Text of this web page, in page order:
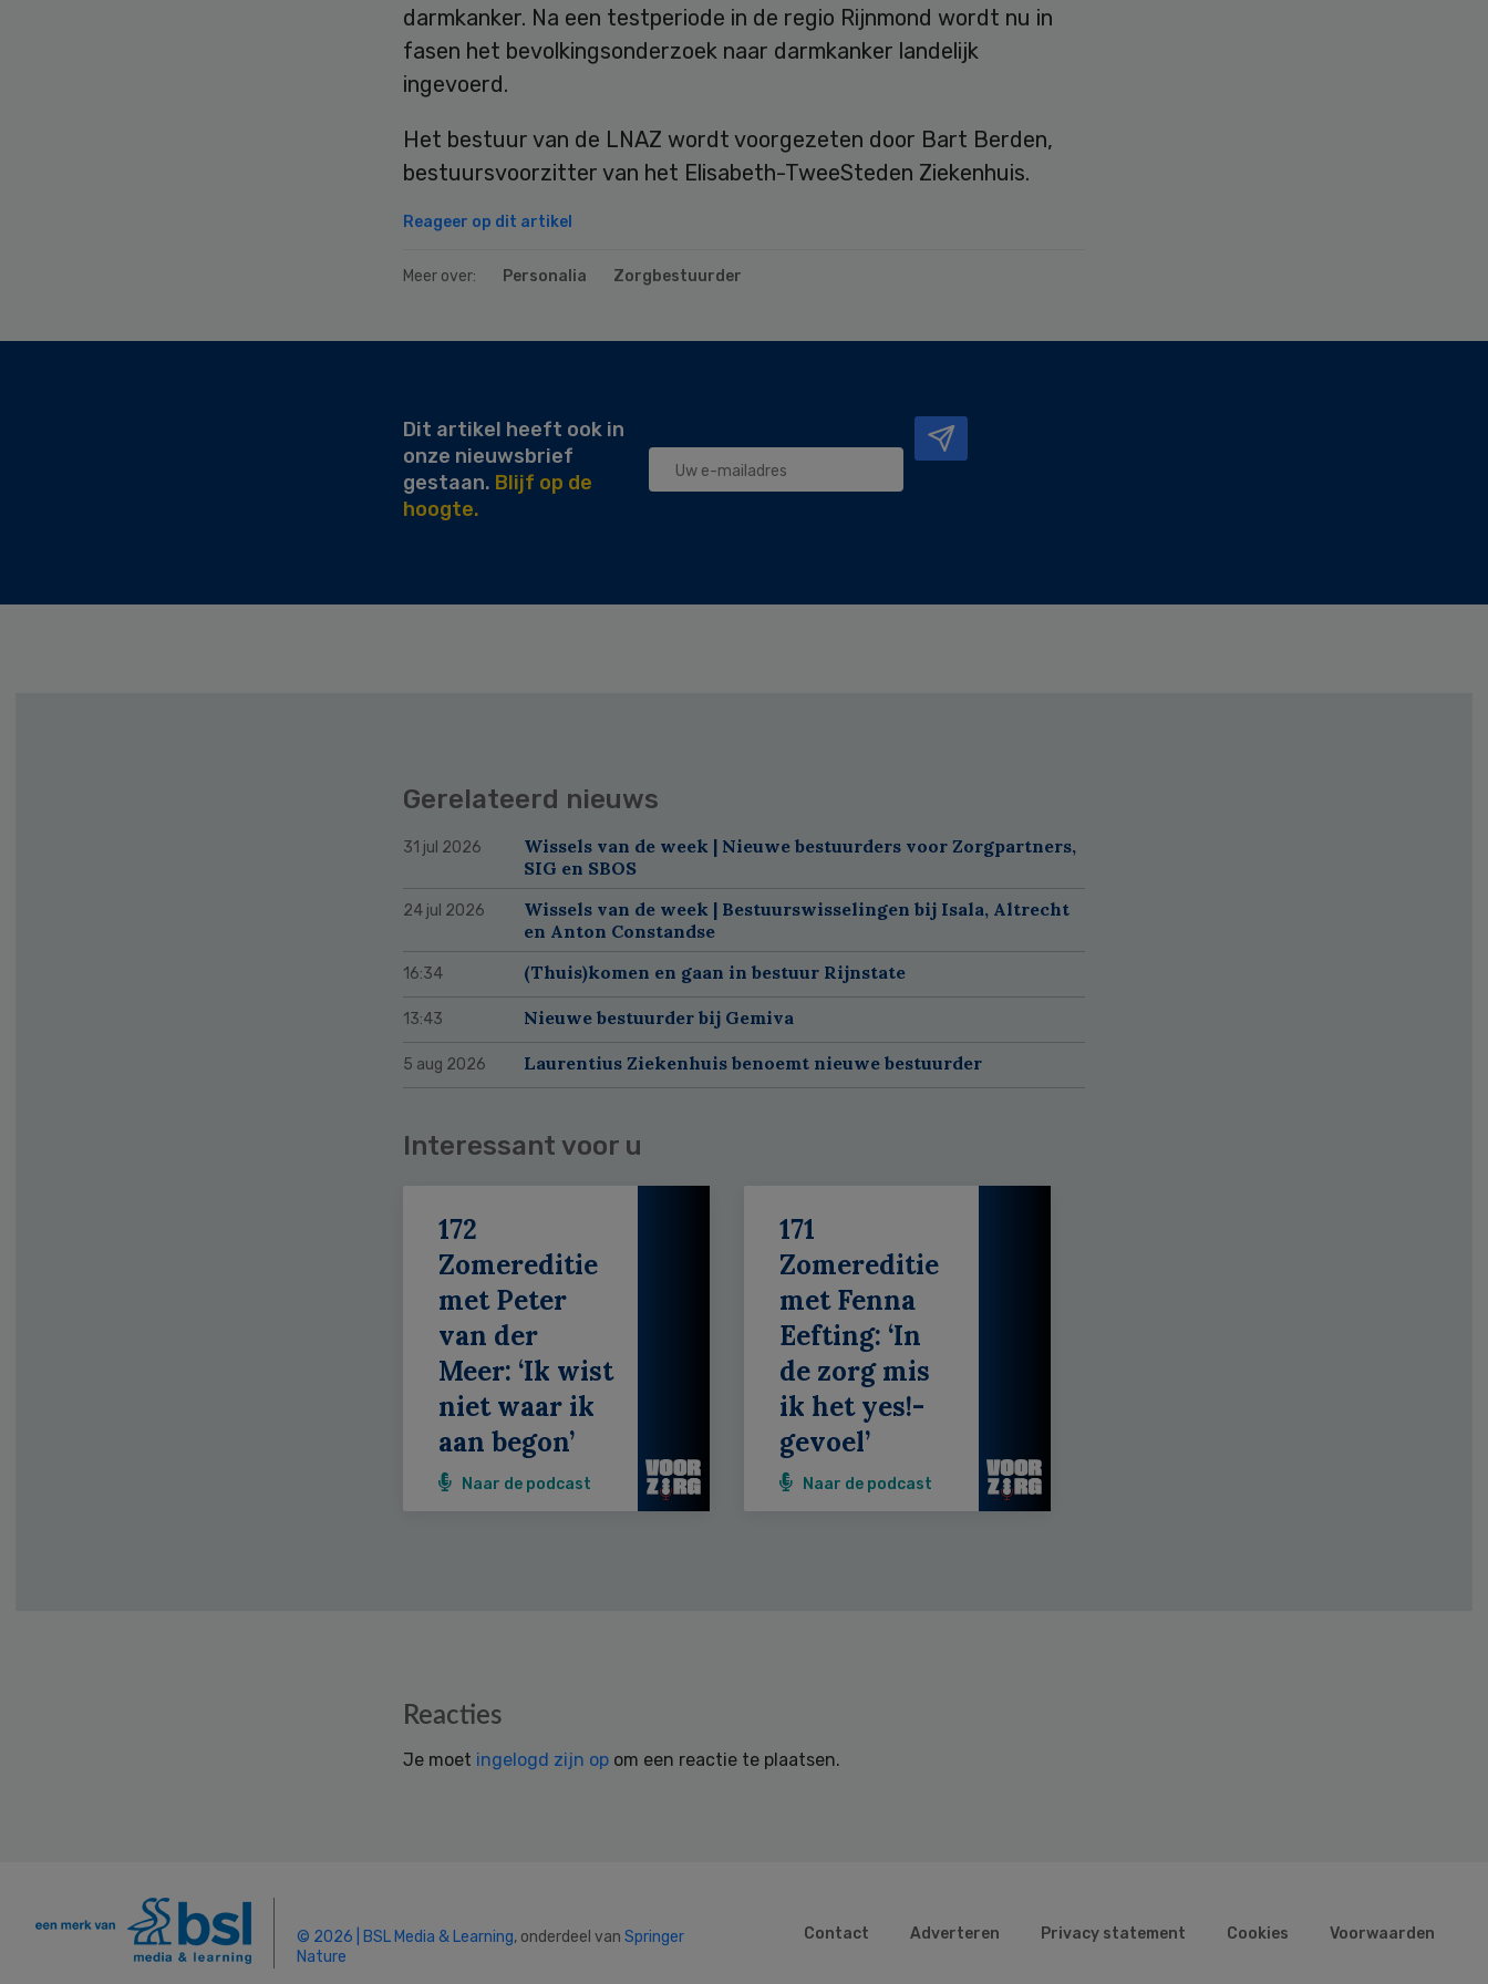
darmkanker. Na een testperiode in de regio Rijnmond wordt nu in
fasen het bevolkingsonderzoek naar darmkanker landelijk
ingevoerd.
Het bestuur van de LNAZ wordt voorgezeten door Bart Berden,
bestuursvoorzitter van het Elisabeth-TweeSteden Ziekenhuis.
Reageer op dit artikel
Meer over: Personalia Zorgbestuurder
Dit artikel heeft ook in
onze nieuwsbrief
gestaan. Blijf op de
hoogte.
Gerelateerd nieuws
31 jul 2026
Wissels van de week | Nieuwe bestuurders voor Zorgpartners,
SIG en SBOS
24 jul 2026
Wissels van de week | Bestuurswisselingen bij Isala, Altrecht
en Anton Constandse
16:34 (Thuis)komen en gaan in bestuur Rijnstate
13:43 Nieuwe bestuurder bij Gemiva
5 aug 2026 Laurentius Ziekenhuis benoemt nieuwe bestuurder
Interessant voor u
172
Zomereditie
met Peter
van der
Meer: ‘Ik wist
niet waar ik
aan begon’
Naar de podcast
171
Zomereditie
met Fenna
Eefting: ‘In
de zorg mis
ik het yes!-
gevoel’
Naar de podcast
Reacties
Je moet ingelogd zijn op om een reactie te plaatsen.
© 2026 | BSL Media & Learning, onderdeel van Springer
Nature
Contact Adverteren Privacy statement Cookies Voorwaarden